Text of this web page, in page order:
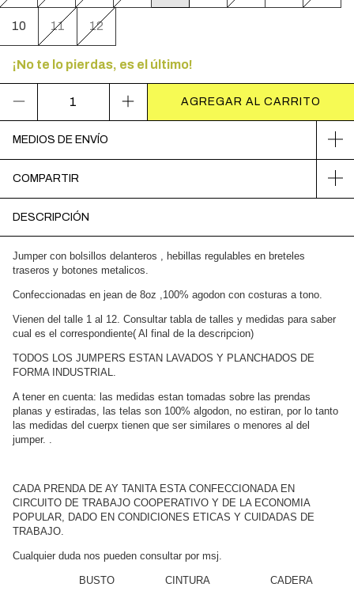
10 11 12
¡No te lo pierdas, es el último!
MEDIOS DE ENVÍO
COMPARTIR
DESCRIPCIÓN
Jumper con bolsillos delanteros , hebillas regulables en breteles
traseros y botones metalicos.
Confeccionadas en jean de 8oz ,100% agodon con costuras a tono.
Vienen del talle 1 al 12. Consultar tabla de talles y medidas para saber
cual es el correspondiente( Al final de la descripcion)
TODOS LOS JUMPERS ESTAN LAVADOS Y PLANCHADOS DE
FORMA INDUSTRIAL.
A tener en cuenta: las medidas estan tomadas sobre las prendas
planas y estiradas, las telas son 100% algodon, no estiran, por lo tanto
las medidas del cuerpx tienen que ser similares o menores al del
jumper. .
CADA PRENDA DE AY TANITA ESTA CONFECCIONADA EN
CIRCUITO DE TRABAJO COOPERATIVO Y DE LA ECONOMIA
POPULAR, DADO EN CONDICIONES ETICAS Y CUIDADAS DE
TRABAJO.
Cualquier duda nos pueden consultar por msj.
BUSTO CINTURA CADERA